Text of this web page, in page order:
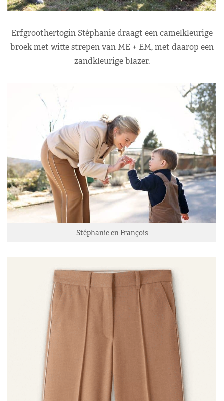
Erfgroothertogin Stéphanie draagt een camelkleurige
broek met witte strepen van ME + EM, met daarop een
zandkleurige blazer.
Stéphanie en François